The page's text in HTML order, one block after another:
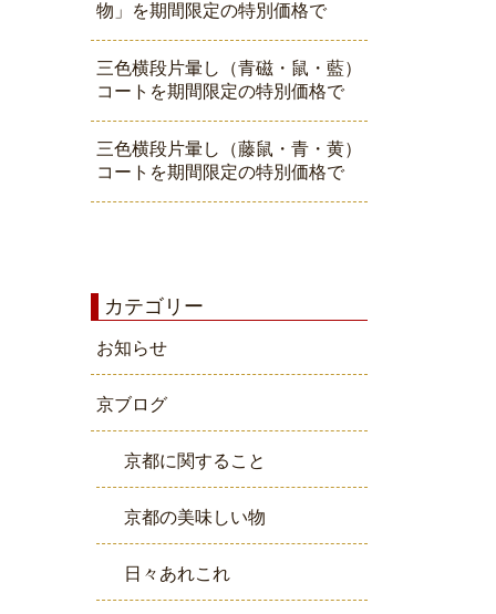
物」を期間限定の特別価格で
三色横段片暈し（青磁・鼠・藍）
コートを期間限定の特別価格で
三色横段片暈し（藤鼠・青・黄）
コートを期間限定の特別価格で
カテゴリー
お知らせ
京ブログ
京都に関すること
京都の美味しい物
日々あれこれ